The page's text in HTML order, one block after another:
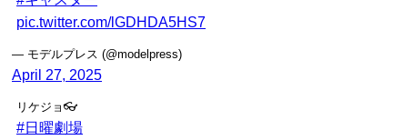
pic.twitter.com/lGDHDA5HS7
— モデルプレス (@modelpress)
April 27, 2025
リケジョ👓
#日曜劇場